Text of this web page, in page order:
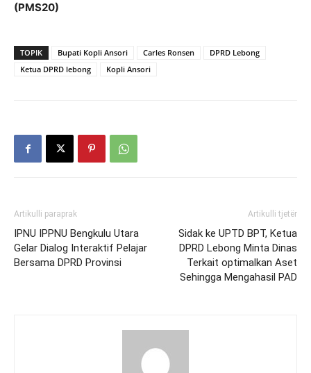
(PMS20)
TOPIK Bupati Kopli Ansori Carles Ronsen
DPRD Lebong
Ketua DPRD lebong
Kopli Ansori
Artikulli paraprak
IPNU IPPNU Bengkulu Utara
Gelar Dialog Interaktif Pelajar
Bersama DPRD Provinsi
Artikulli tjetër
Sidak ke UPTD BPT, Ketua
DPRD Lebong Minta Dinas
Terkait optimalkan Aset
Sehingga Mengahasil PAD